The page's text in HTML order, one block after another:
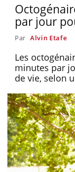
par jour
Par Alvin Etafe
Les
minutes par
de vie, selon